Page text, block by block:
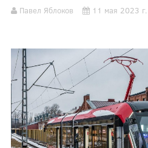
Павел Яблоков 11 мая 2023